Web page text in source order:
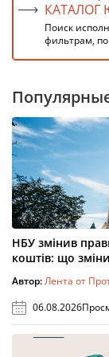
КАТАЛОГ
Поиск
фильтрам,
НБУ змінив
коштів: що
Автор:Лента от
06.08.2026